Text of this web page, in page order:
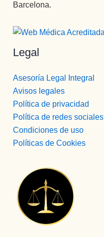
Barcelona.
Legal
Asesoría Legal Integral
Avisos legales
Política de privacidad
Política de redes sociales
Condiciones de uso
Políticas de Cookies